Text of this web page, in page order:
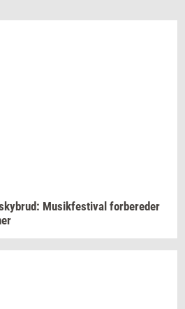
Mu­sik­festi­val for­be­re­der